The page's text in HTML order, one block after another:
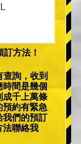
方法！
詢，收到
間是幾個
成千上萬條
預約有緊急
我們的預訂
法聯絡我